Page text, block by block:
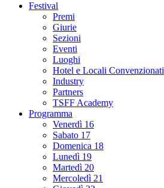
Festival
Premi
Giurie
Sezioni
Eventi
Luoghi
Hotel e Locali Convenzionati
Industry
Partners
TSFF Academy
Programma
Venerdì 16
Sabato 17
Domenica 18
Lunedì 19
Martedì 20
Mercoledì 21